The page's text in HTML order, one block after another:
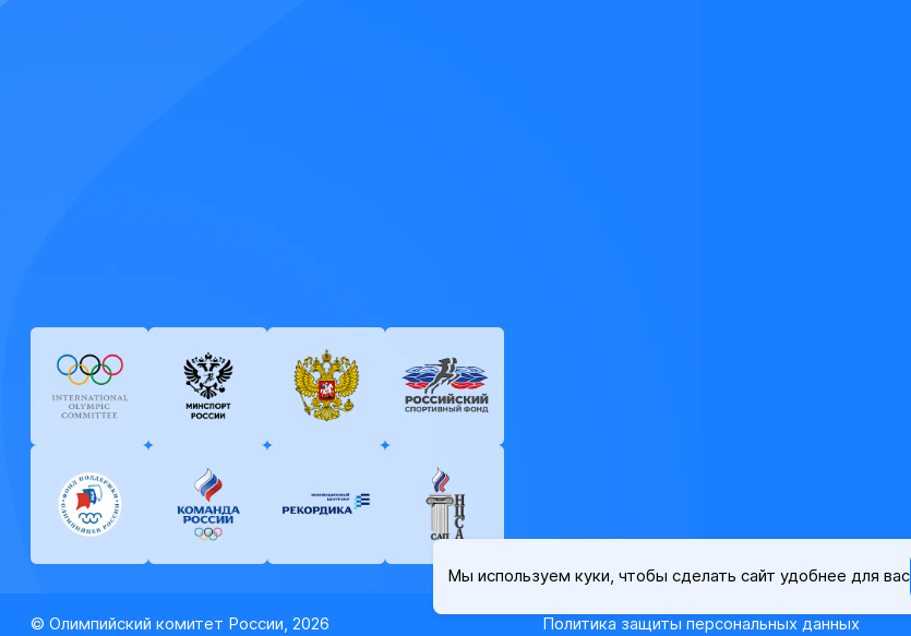
© Олимпийский комитет России, 2026 Политика защиты персональных данных
Мы используем куки, чтобы сделать сайт удобнее для вас